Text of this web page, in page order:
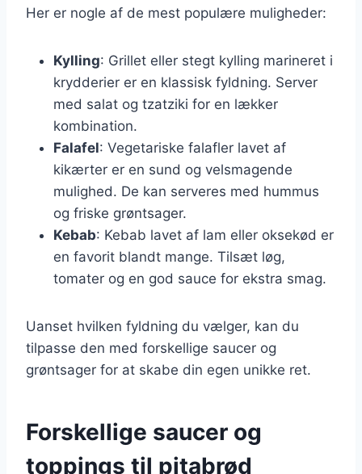
Her er nogle af de mest populære muligheder:
Kylling: Grillet eller stegt kylling marineret i
krydderier er en klassisk fyldning. Server
med salat og tzatziki for en lækker
kombination.
Falafel: Vegetariske falafler lavet af
kikærter er en sund og velsmagende
mulighed. De kan serveres med hummus
og friske grøntsager.
Kebab: Kebab lavet af lam eller oksekød er
en favorit blandt mange. Tilsæt løg,
tomater og en god sauce for ekstra smag.
Uanset hvilken fyldning du vælger, kan du
tilpasse den med forskellige saucer og
grøntsager for at skabe din egen unikke ret.
Forskellige saucer og
toppings til pitabrød